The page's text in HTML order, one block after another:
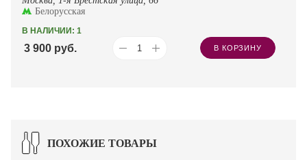
Белорусская
В НАЛИЧИИ: 1
3 900 руб. В КОРЗИНУ
ПОХОЖИЕ ТОВАРЫ